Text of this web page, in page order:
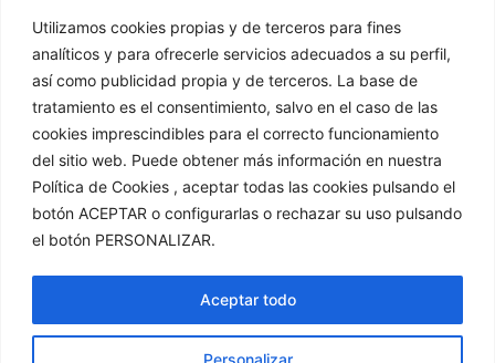
Utilizamos cookies propias y de terceros para fines
analíticos y para ofrecerle servicios adecuados a su perfil,
así como publicidad propia y de terceros. La base de
tratamiento es el consentimiento, salvo en el caso de las
cookies imprescindibles para el correcto funcionamiento
del sitio web. Puede obtener más información en nuestra
Política de Cookies , aceptar todas las cookies pulsando el
botón ACEPTAR o configurarlas o rechazar su uso pulsando
el botón PERSONALIZAR.
Personalizar
Aceptar todo
Exmo. Ayuntamiento de Alcalá la Real (Jaén)©2023.
Todos los derechos reservados.
Ayuntamiento Alcalá la Real